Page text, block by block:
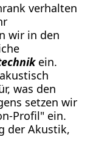
verhalten
wir in den
ein.
was den
setzen wir
Profil" ein.
der Akustik,